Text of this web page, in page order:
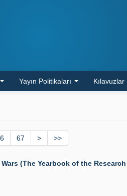
Yayın Politikaları Kılavuzlar
67 > >>
(The Yearbook of the